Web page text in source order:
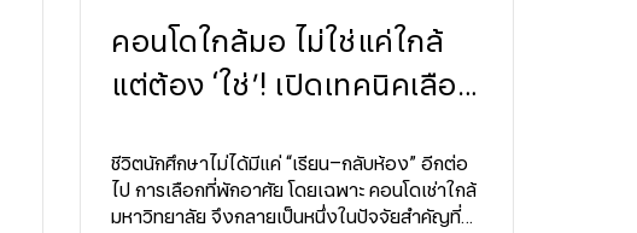
คอนโดใกล้มอ ไม่ใช่แค่ใกล้
แต่ต้อง ‘ใช่’! เปิดเทคนิคเลือก
ที่สุด
ชีวิตนักศึกษาไม่ได้มีแค่ “เรียน–กลับห้อง” อีกต่อ
ไป การเลือกที่พักอาศัย โดยเฉพาะ คอนโดเช่าใกล้
มหาวิทยาลัย จึงกลายเป็นหนึ่งในปัจจัยสำคัญที่